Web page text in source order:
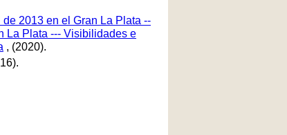
2013 en el Gran La Plata --
La Plata --- Visibilidades e
, (2020).